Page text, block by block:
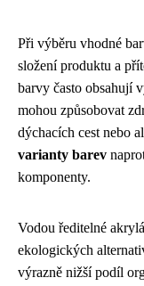
Při výběru vhodné
složení produktu a
barvy často obsahují
mohou způsobovat
dýchacích cest nebo
varianty barev
komponenty.
Vodou ředitelné
ekologických
výrazně nižší podíl